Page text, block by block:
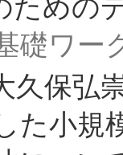
ための
礎ワー
久保弘
た小規